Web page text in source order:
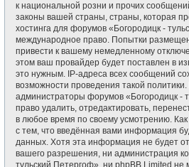
к национальной розни и прочих
законы вашей страны, страны, которая
хостинга для форумов «Богородицк -
международное право. Попытки
привести к вашему немедленному
этом ваш провайдер будет поставлен в
это нужным. IP-адреса всех сообщений
возможности проведения такой
администраторы форумов «Богородицк -
право удалить, отредактировать,
в любое время по своему усмотрению.
с тем, что введённая вами информация
данных. Хотя эта информация не будет
вашего разрешения, ни администрация
тульский Петергоф», ни phpBB Limited не